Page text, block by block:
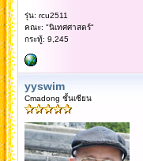
รุ่น: rcu2511
คณะ: "นิเทศศาสตร์"
กระทู้: 9,245
yyswim
Cmadong ชั้นเซียน